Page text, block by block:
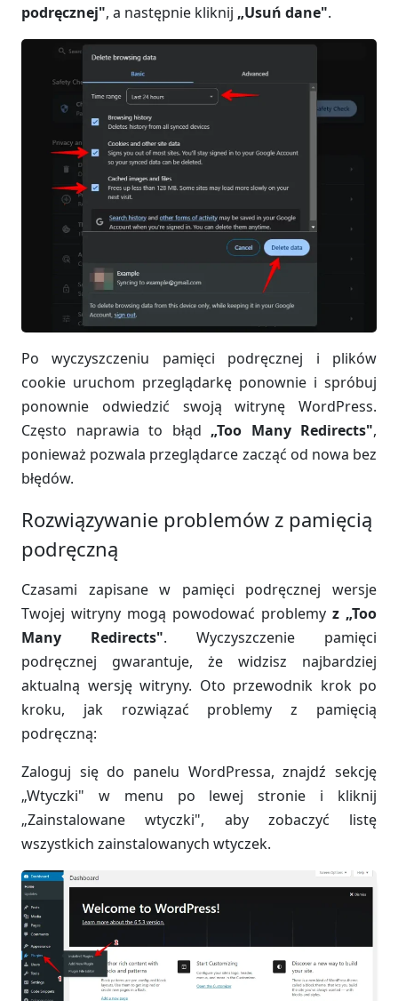
podręcznej", a następnie kliknij „Usuń dane".
Po wyczyszczeniu pamięci podręcznej i plików
cookie uruchom przeglądarkę ponownie i spróbuj
ponownie odwiedzić swoją witrynę WordPress.
Często naprawia to błąd „Too Many Redirects",
ponieważ pozwala przeglądarce zacząć od nowa bez
błędów.
Rozwiązywanie problemów z pamięcią
podręczną
Czasami zapisane w pamięci podręcznej wersje
Twojej witryny mogą powodować problemy z „Too
Many Redirects". Wyczyszczenie pamięci
podręcznej gwarantuje, że widzisz najbardziej
aktualną wersję witryny. Oto przewodnik krok po
kroku, jak rozwiązać problemy z pamięcią
podręczną:
Zaloguj się do panelu WordPressa, znajdź sekcję
„Wtyczki" w menu po lewej stronie i kliknij
„Zainstalowane wtyczki", aby zobaczyć listę
wszystkich zainstalowanych wtyczek.